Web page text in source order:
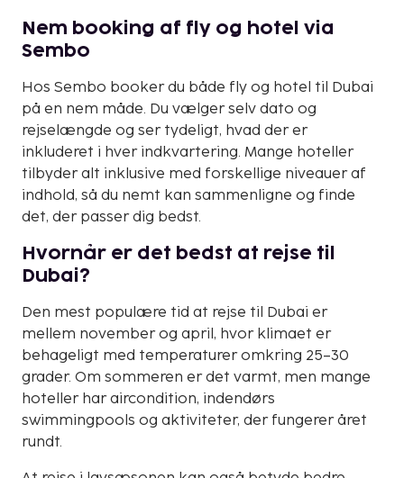
Nem booking af fly og hotel via
Sembo
Hos Sembo booker du både fly og hotel til Dubai
på en nem måde. Du vælger selv dato og
rejselængde og ser tydeligt, hvad der er
inkluderet i hver indkvartering. Mange hoteller
tilbyder alt inklusive med forskellige niveauer af
indhold, så du nemt kan sammenligne og finde
det, der passer dig bedst.
Hvornår er det bedst at rejse til
Dubai?
Den mest populære tid at rejse til Dubai er
mellem november og april, hvor klimaet er
behageligt med temperaturer omkring 25–30
grader. Om sommeren er det varmt, men mange
hoteller har aircondition, indendørs
swimmingpools og aktiviteter, der fungerer året
rundt.